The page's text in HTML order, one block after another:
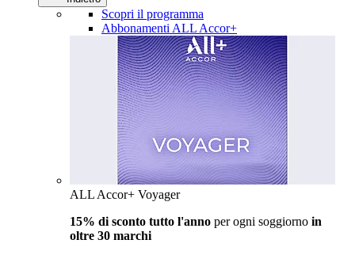
Scopri il programma
Abbonamenti ALL Accor+
ALL Accor+ Voyager
15% di sconto tutto l'anno per ogni soggiorno in
oltre 30 marchi